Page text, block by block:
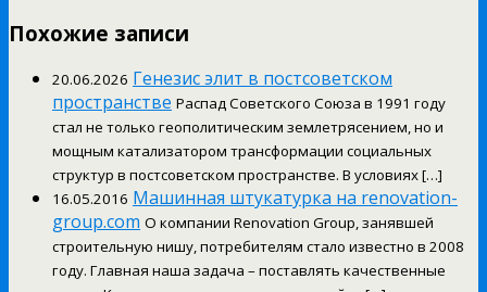
Похожие записи
20.06.2026 Генезис элит в постсоветском
пространстве Распад Советского Союза в 1991 году
стал не только геополитическим землетрясением, но и
мощным катализатором трансформации социальных
структур в постсоветском пространстве. В условиях […]
16.05.2016 Машинная штукатурка на renovation-
group.com О компании Renovation Group, занявшей
строительную нишу, потребителям стало известно в 2008
году. Главная наша задача – поставлять качественные